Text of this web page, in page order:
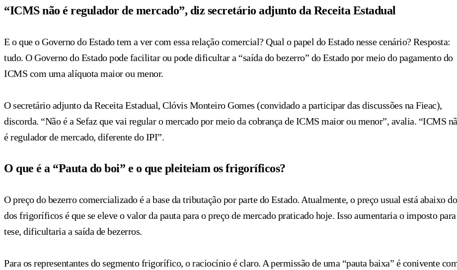
“ICMS não é regulador de mercado”, diz secretário adjunto da Receita Estadual
E o que o Governo do Estado tem a ver com essa relação comercial? Qual o papel do Estado nesse cenário? Resposta:
tudo. O Governo do Estado pode facilitar ou pode dificultar a “saída do bezerro” do Estado por meio do pagamento do
ICMS com uma alíquota maior ou menor.
O secretário adjunto da Receita Estadual, Clóvis Monteiro Gomes (convidado a participar das discussões na Fieac),
discorda. “Não é a Sefaz que vai regular o mercado por meio da cobrança de ICMS maior ou menor”, avalia. “ICMS
é regulador de mercado, diferente do IPI”.
O que é a “Pauta do boi” e o que pleiteiam os frigoríficos?
O preço do bezerro comercializado é a base da tributação por parte do Estado. Atualmente, o preço usual está abaixo
dos frigoríficos é que se eleve o valor da pauta para o preço de mercado praticado hoje. Isso aumentaria o imposto
tese, dificultaria a saída de bezerros.
Para os representantes do segmento frigorífico, o raciocínio é claro. A permissão de uma “pauta baixa” é conivente